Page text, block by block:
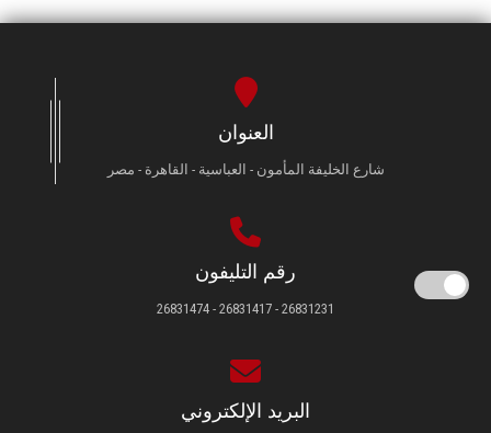
العنوان
شارع الخليفة المأمون - العباسية - القاهرة - مصر
رقم التليفون
26831231 - 26831417 - 26831474
البريد الإلكتروني